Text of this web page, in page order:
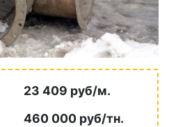
23 409 руб/м.
460 000 руб/тн.